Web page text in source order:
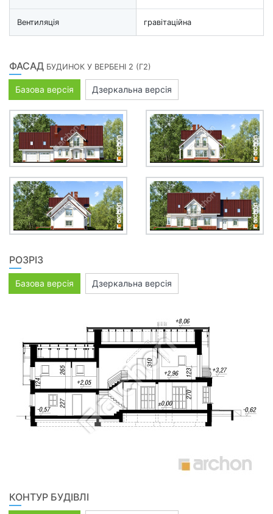
Вентиляція гравітаційна
ФАСАД БУДИНОК У ВЕРБЕНІ 2 (Г2)
Базова версія Дзеркальна версія
РОЗРІЗ
Базова версія Дзеркальна версія
КОНТУР БУДІВЛІ